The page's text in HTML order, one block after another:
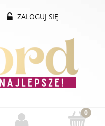
ZALOGUJ SIĘ